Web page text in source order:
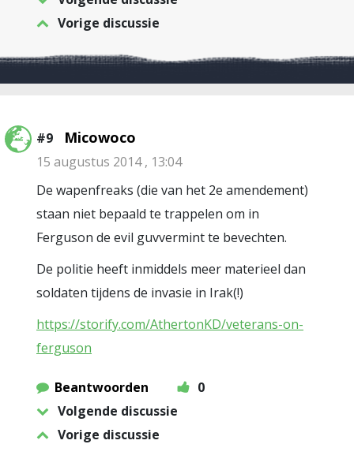
Vorige discussie
#9 Micowoco
15 augustus 2014 , 13:04
De wapenfreaks (die van het 2e amendement)
staan niet bepaald te trappelen om in
Ferguson de evil guvvermint te bevechten.
De politie heeft inmiddels meer materieel dan
soldaten tijdens de invasie in Irak(!)
https://storify.com/AthertonKD/veterans-on-
ferguson
Beantwoorden
0
Volgende discussie
Vorige discussie